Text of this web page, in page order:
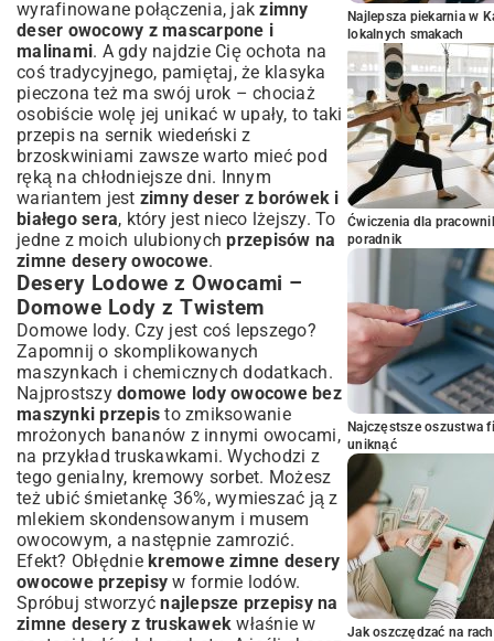
wyrafinowane połączenia, jakzimny
deser owocowy z mascarpone i
malinami. A gdy najdzie Cię ochota na
coś tradycyjnego, pamiętaj, że klasyka
pieczona też ma swój urok – chociaż
osobiście wolę jej unikać w upały, to taki
przepis na sernik wiedeński z
brzoskwiniami zawsze warto mieć pod
ręką na chłodniejsze dni. Innym
wariantem jest zimny deser z borówek i
białego sera, który jest nieco lżejszy. To
jedne z moich ulubionychprzepisów na
zimne desery owocowe.
Desery Lodowe z Owocami –
Domowe Lody z Twistem
Domowe lody. Czy jest coś lepszego?
Zapomnij o skomplikowanych
maszynkach i chemicznych dodatkach.
Najprostszy domowe lody owocowe bez
maszynki przepis to zmiksowanie
mrożonych bananów z innymi owocami,
na przykład truskawkami. Wychodzi z
tego genialny, kremowy sorbet. Możesz
też ubić śmietankę 36%, wymieszać ją z
mlekiem skondensowanym i musem
owocowym, a następnie zamrozić.
Efekt? Obłędnie kremowe zimne desery
owocowe przepisy w formie lodów.
Spróbuj stworzyćnajlepsze przepisy na
zimne desery z truskawek właśnie w
Najlepsza piekarnia w
lokalnych smakach
Ćwiczenia dla
poradnik
Najczęstsze oszustwa
uniknąć
Jak oszczędzać na